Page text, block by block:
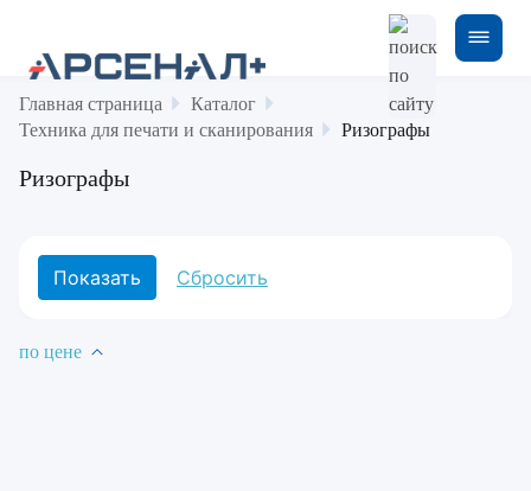
Главная страница
Каталог
Техника для печати и сканирования
Ризографы
Ризографы
по цене